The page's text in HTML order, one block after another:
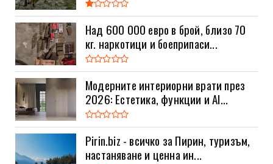
Над 600 000 евро в брой, близо 70
кг. наркотици и боеприпаси...
Модерните интериорни врати през
2026: Естетика, функции и AI...
Pirin.biz - всичко за Пирин, туризъм,
настаняване и ценна ин...